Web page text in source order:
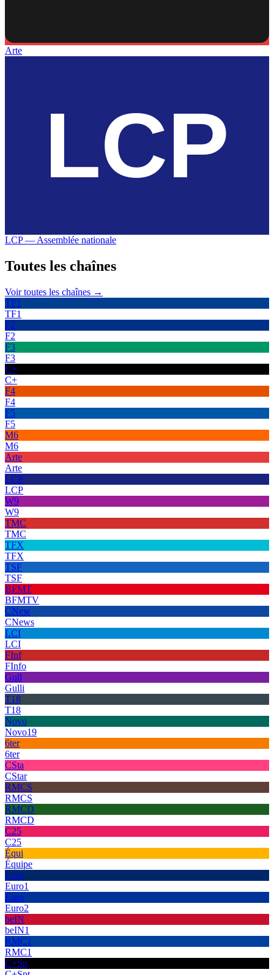
Arte
LCP — Assemblée nationale
Toutes les chaînes
Voir toutes les chaînes →
TF1
TF1
F2
F2
F3
F3
C+
C+
F4
F4
F5
F5
M6
M6
Arte
Arte
LCP
LCP
W9
W9
TMC
TMC
TFX
TFX
TSF
TSF
BFMT
BFMTV
CNew
CNews
LCI
LCI
FInf
FInfo
Gull
Gulli
T18
T18
Novo
Novo19
6ter
6ter
CSta
CStar
RMCS
RMCS
RMCD
RMCD
C25
C25
Équi
Équipe
Euro
Euro1
Euro
Euro2
beIN
beIN1
RMC1
RMC1
C+Sp